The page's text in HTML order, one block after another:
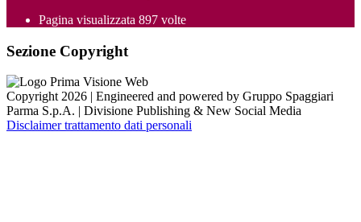
Pagina visualizzata 897 volte
Sezione Copyright
Copyright 2026 | Engineered and powered by Gruppo Spaggiari
Parma S.p.A. | Divisione Publishing & New Social Media
Disclaimer trattamento dati personali